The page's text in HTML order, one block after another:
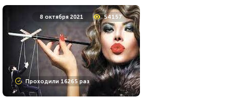
8 октября 2021 54157
Проходили 16265 раз